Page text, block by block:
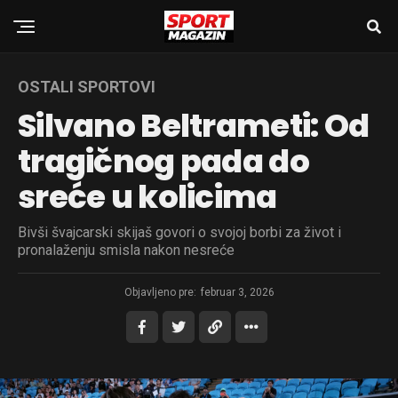
OSTALI SPORTOVI
Silvano Beltrameti: Od
tragičnog pada do
sreće u kolicima
Bivši švajcarski skijaš govori o svojoj borbi za život i
pronalaženju smisla nakon nesreće
Objavljeno pre: februar 3, 2026